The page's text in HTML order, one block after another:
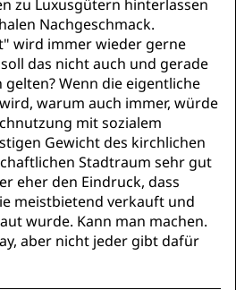
zu Luxusgütern hinterlassen
Nachgeschmack.
wird immer wieder gerne
das nicht auch und gerade
Wenn die eigentliche
warum auch immer, würde
mit sozialem
Gewicht des kirchlichen
Stadtraum sehr gut
eher den Eindruck, dass
meistbietend verkauft und
wurde. Kann man machen.
aber nicht jeder gibt dafür